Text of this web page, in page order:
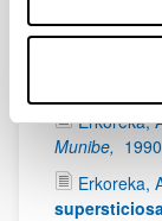
Erkoreka
Erkoreka,
Munibe,
Erkoreka,